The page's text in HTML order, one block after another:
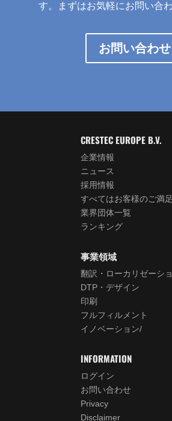
す。まずはお気軽にお問い合
お問い合わせ
CRESTEC EUROPE B.V.
企業情報
ニュース
採用情報
すべてはお客様のご満
業界団体一覧
ランキング
事業領域
翻訳・ローカリゼーシ
DTP・デザイン
印刷
フルフィルメント
イノベーション/
INFORMATION
ログイン
お問い合わせ
Privacy
Disclaimer